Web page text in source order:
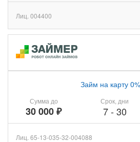
Лиц. 004400
Сумма до
30 000 ₽
Займ на карту 0%
Срок, дни
7- 30
Лиц. 65-13-035-32-004088